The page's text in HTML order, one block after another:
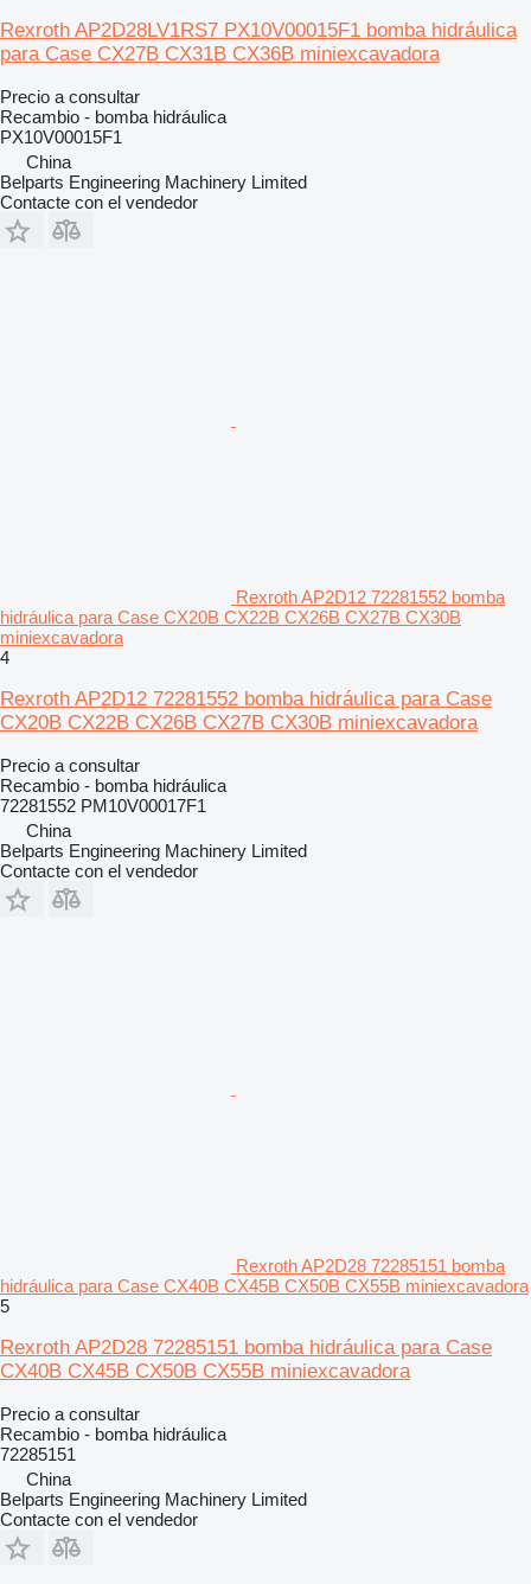
Rexroth AP2D28LV1RS7 PX10V00015F1 bomba hidráulica
para Case CX27B CX31B CX36B miniexcavadora
Precio a consultar
Recambio - bomba hidráulica
PX10V00015F1
China
Belparts Engineering Machinery Limited
Contacte con el vendedor
Rexroth AP2D12 72281552 bomba
hidráulica para Case CX20B CX22B CX26B CX27B CX30B
miniexcavadora
4
Rexroth AP2D12 72281552 bomba hidráulica para Case
CX20B CX22B CX26B CX27B CX30B miniexcavadora
Precio a consultar
Recambio - bomba hidráulica
72281552 PM10V00017F1
China
Belparts Engineering Machinery Limited
Contacte con el vendedor
Rexroth AP2D28 72285151 bomba
hidráulica para Case CX40B CX45B CX50B CX55B miniexcavadora
5
Rexroth AP2D28 72285151 bomba hidráulica para Case
CX40B CX45B CX50B CX55B miniexcavadora
Precio a consultar
Recambio - bomba hidráulica
72285151
China
Belparts Engineering Machinery Limited
Contacte con el vendedor